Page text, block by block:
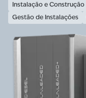
Instalação e Construção
Gestão de Instalações